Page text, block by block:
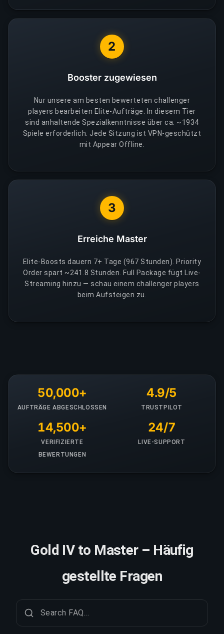
2
Booster zugewiesen
Nur unsere am besten bewerteten challenger
players bearbeiten Elite-Aufträge. In diesem Tier
sind anhaltende Spezialkenntnisse über ca. ~1934
Spiele erforderlich. Jede Sitzung ist VPN-geschützt
mit Appear Offline.
3
Erreiche Master
Elite-Boosts dauern 7+ Tage (967 Stunden). Priority
Order spart ~241.8 Stunden. Full Package fügt Live-
Streaming hinzu — schau einem challenger players
beim Aufsteigen zu.
50,000+
AUFTRÄGE ABGESCHLOSSEN
4.9/5
TRUSTPILOT
14,500+
VERIFIZIERTE
BEWERTUNGEN
24/7
LIVE-SUPPORT
Gold IV to Master – Häufig
gestellte Fragen